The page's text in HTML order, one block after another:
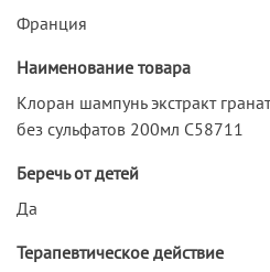
Франция
Наименование товара
Клоран шампунь экстракт
без сульфатов 200мл С58711
Беречь от детей
Да
Терапевтическое действие